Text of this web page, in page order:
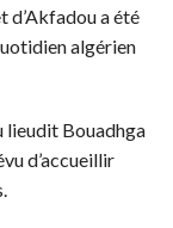
d’Akfadou a été
algérien
lieudit Bouadhga
d’accueillir